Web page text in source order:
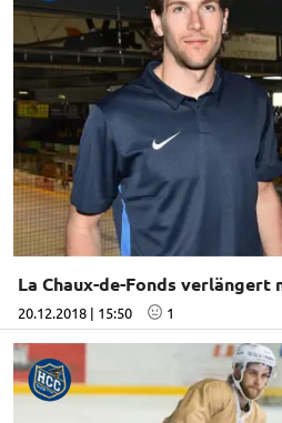
La Chaux-de-Fonds verlängert
20.12.2018 | 15:50 1